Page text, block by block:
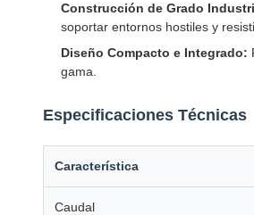
Construcción de Grado
soportar entornos hostiles y
Diseño Compacto e Integrado:
gama.
Especificaciones Técnicas
Característica
Caudal